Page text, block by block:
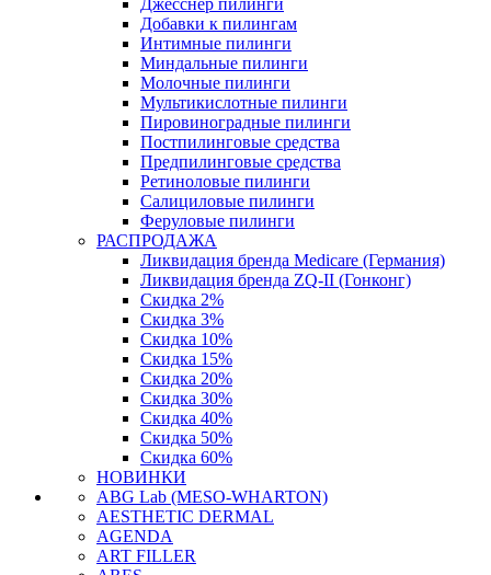
Добавки к пилингам
Интимные пилинги
Миндальные пилинги
Молочные пилинги
Мультикислотные пилинги
Пировиноградные пилинги
Постпилинговые средства
Предпилинговые средства
Ретиноловые пилинги
Салициловые пилинги
Феруловые пилинги
РАСПРОДАЖА
Ликвидация бренда Medicare (Германия)
Ликвидация бренда ZQ-II (Гонконг)
Скидка 2%
Скидка 3%
Скидка 10%
Скидка 15%
Скидка 20%
Скидка 30%
Скидка 40%
Скидка 50%
Скидка 60%
НОВИНКИ
ABG Lab (MESO-WHARTON)
AESTHETIC DERMAL
AGENDA
ART FILLER